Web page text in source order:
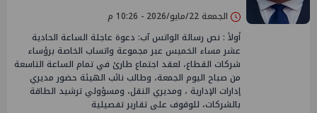
الجمعة 22/مايو/2026 - 10:26 م
أولاً : نص رسالة الواتس آب: دعوة عاجلة الساعة الحادية
عشر مساء الخميس عبر مجموعة واتساب الخاصة برؤساء
شركات القطاع، لعقد اجتماع طارئ في تمام الساعة التاسعة
من صباح اليوم الجمعة، وطالب نائب الهيئة حضور مديري
إدارات الإدارية ، ومديري النقل، ومسؤولي ترشيد الطاقة
بالشركات، للوقوف على تقارير تفصيلية